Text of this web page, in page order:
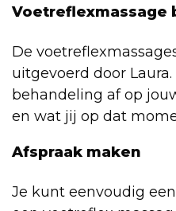
Voetreflexmassage
De
uitgevoerd door
behandeling af op
en wat jij op dat
Afspraak maken
Je kunt eenvoudig